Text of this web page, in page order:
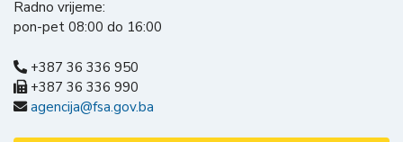
Radno vrijeme:
pon-pet 08:00 do 16:00
+387 36 336 950
+387 36 336 990
agencija@fsa.gov.ba